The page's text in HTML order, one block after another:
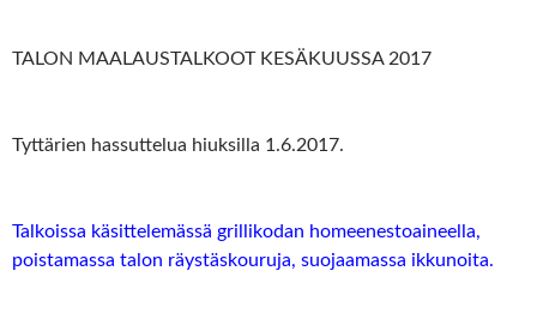
TALON MAALAUSTALKOOT KESÄKUUSSA 2017
Tyttärien hassuttelua hiuksilla 1.6.2017.
Talkoissa käsittelemässä grillikodan homeenestoaineella,
poistamassa talon räystäskouruja, suojaamassa ikkunoita.